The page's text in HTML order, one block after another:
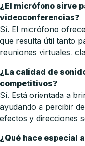
¿El micrófono sirve
videoconferencias?
Sí. El micrófono
que resulta útil tanto
reuniones virtuales,
¿La calidad de
competitivos?
Sí. Está orientada a
ayudando a percibir
efectos y direcciones
¿Qué hace especial